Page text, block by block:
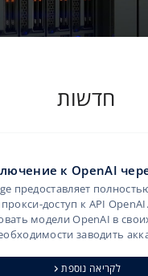
חדשות
к OpenAI
предоставляет
прокси-доступ к API
модели OpenAI в
заводить
לקריאה נוספת